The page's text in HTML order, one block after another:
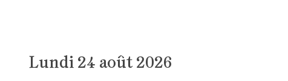
Lundi 24 août 2026